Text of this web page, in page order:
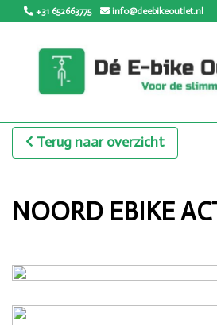
+31 652663775 info@deebikeoutlet.nl
Terug naar overzicht
NOORD EBIKE